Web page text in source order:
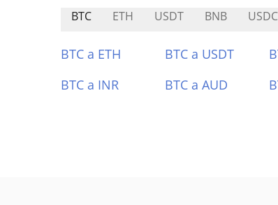
BTC ETH USDT BNB USDC
BTC a ETH BTC a USDT
BTC a INR
BTC a AUD